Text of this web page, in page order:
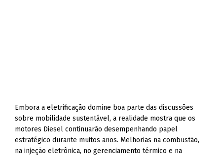
Embora a eletrificação domine boa parte das discussões
sobre mobilidade sustentável, a realidade mostra que os
motores Diesel continuarão desempenhando papel
estratégico durante muitos anos. Melhorias na combustão,
na injeção eletrônica, no gerenciamento térmico e na